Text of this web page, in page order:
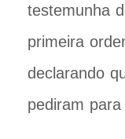
testemunha
primeira
declarando
pediram